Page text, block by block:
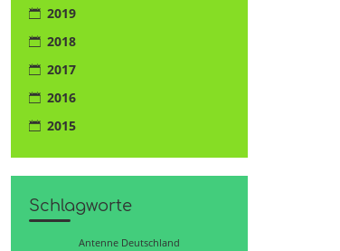
2019
2018
2017
2016
2015
Schlagworte
Antenne Deutschland